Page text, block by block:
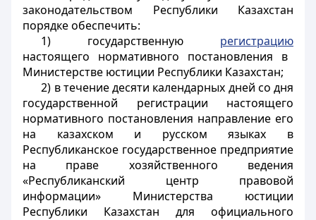
законодательством Республики Казахстан
порядке обеспечить:
1) государственную регистрацию
настоящего нормативного постановления в
Министерстве юстиции Республики Казахстан;
2) в течение десяти календарных дней со дня
государственной регистрации настоящего
нормативного постановления направление его
на казахском и русском языках в
Республиканское государственное предприятие
на праве хозяйственного ведения
«Республиканский центр правовой
информации» Министерства юстиции
Республики Казахстан для официального